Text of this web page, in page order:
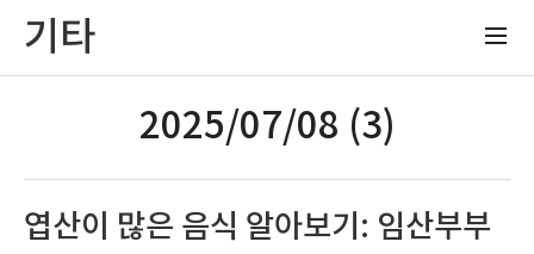
기타
2025/07/08 (3)
엽산이 많은 음식 알아보기: 임산부부